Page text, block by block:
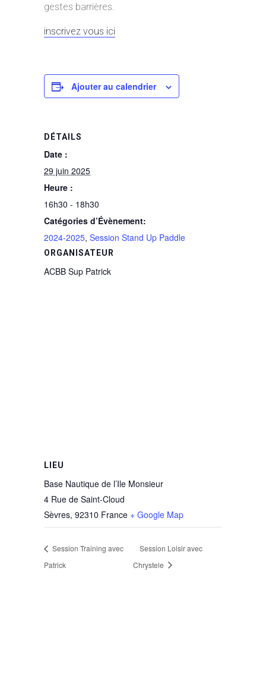
gestes barrières.
inscrivez vous ici
Ajouter au calendrier
DÉTAILS
Date :
29 juin 2025
Heure :
16h30 - 18h30
Catégories d’Évènement:
2024-2025, Session Stand Up Paddle
ORGANISATEUR
ACBB Sup Patrick
LIEU
Base Nautique de l’Ile Monsieur
4 Rue de Saint-Cloud
Sèvres, 92310 France + Google Map
Session Training avec
Patrick
Session Loisir avec
Chrystele